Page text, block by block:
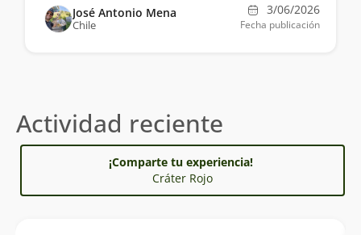
José Antonio Mena
Chile
3/06/2026
Fecha publicación
Actividad reciente
¡Comparte tu experiencia!
Cráter Rojo